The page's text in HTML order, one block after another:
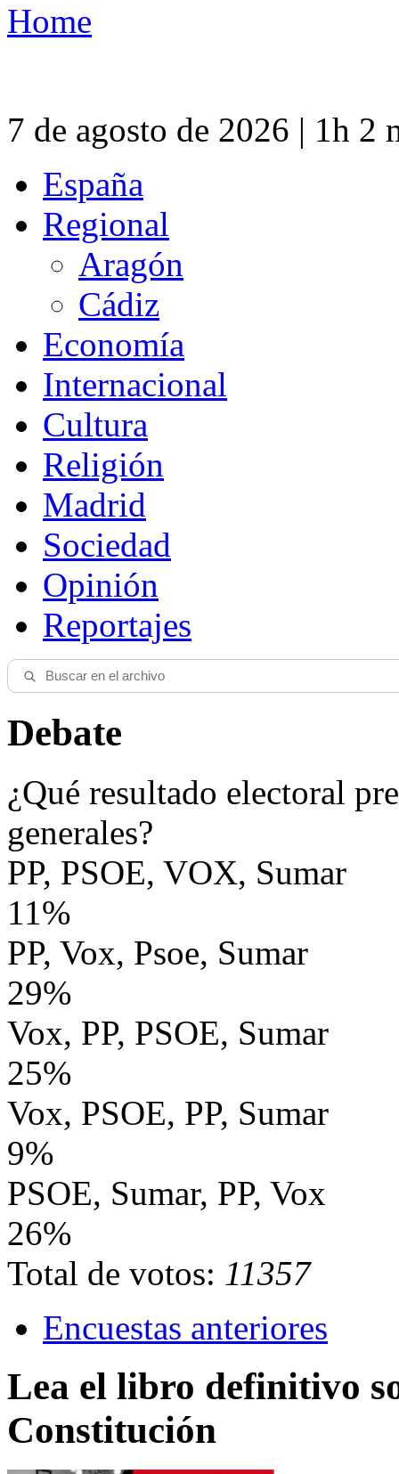
Home
7 de agosto de 2026 | 1h 2
España
Regional
Aragón
Cádiz
Economía
Internacional
Cultura
Religión
Madrid
Sociedad
Opinión
Reportajes
Debate
¿Qué resultado electoral
generales?
PP, PSOE, VOX, Sumar
11%
PP, Vox, Psoe, Sumar
29%
Vox, PP, PSOE, Sumar
25%
Vox, PSOE, PP, Sumar
9%
PSOE, Sumar, PP, Vox
26%
Total de votos: 11357
Encuestas anteriores
Lea el libro definitivo
Constitución